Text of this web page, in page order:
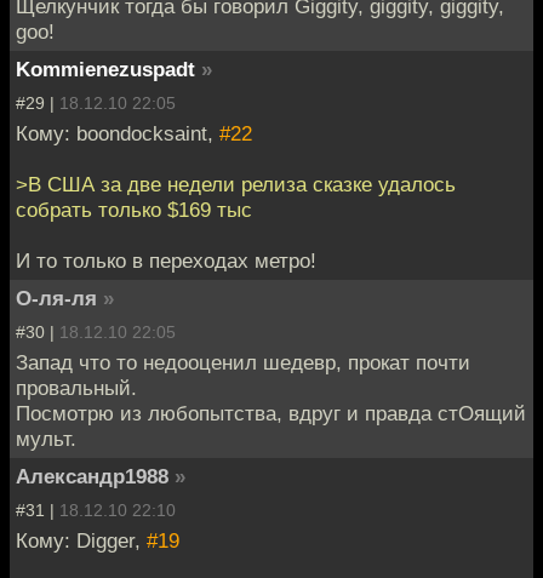
Щелкунчик тогда бы говорил Giggity, giggity, giggity,
goo!
Kommienezuspadt »
#29 | 18.12.10 22:05
Кому: boondocksaint, #22
>В США за две недели релиза сказке удалось
собрать только $169 тыс
И то только в переходах метро!
О-ля-ля »
#30 | 18.12.10 22:05
Запад что то недооценил шедевр, прокат почти
провальный.
Посмотрю из любопытства, вдруг и правда стОящий
мульт.
Александр1988 »
#31 | 18.12.10 22:10
Кому: Digger, #19